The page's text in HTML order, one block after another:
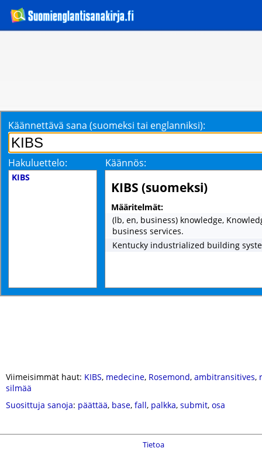
Käännettävä sana (suomeksi tai englanniksi):
Hakuluettelo: Käännös:
KIBS
KIBS (suomeksi)
Määritelmät:
(lb, en, business) knowledge,
business services.
Kentucky industrialized building
Viimeisimmät haut: KIBS, medecine, Rosemond, ambitransitives,
silmää
Suosittuja sanoja: päättää, base, fall, palkka, submit, osa
Tietoa